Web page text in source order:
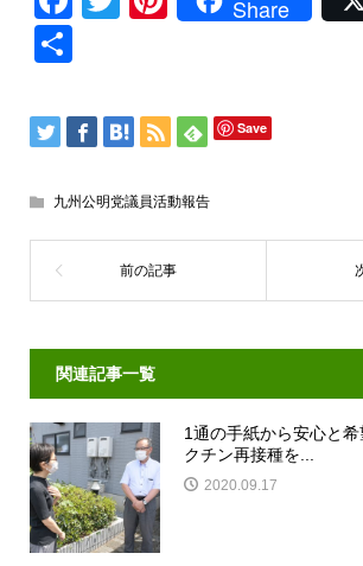
Share
Save
九州公明党議員活動報告
関連記事一覧
1通の手紙から安心と
クチン再接種を...
2020.09.17